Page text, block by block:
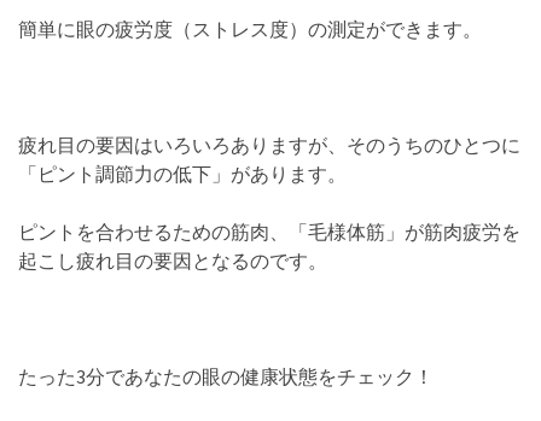
簡単に眼の疲労度（ストレス度）の測定ができます。
疲れ目の要因はいろいろありますが、そのうちのひとつに
「ピント調節力の低下」があります。
ピントを合わせるための筋肉、「毛様体筋」が筋肉疲労を
起こし疲れ目の要因となるのです。
たった3分であなたの眼の健康状態をチェック！